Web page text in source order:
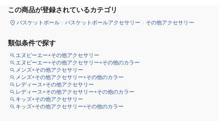
この商品が登録されているカテゴリ
バスケットボール バスケットボールアクセサリー その他アクセサリー
類似条件で探す
エヌビーエー×その他アクセサリー
エヌビーエー×その他アクセサリー×その他のカラー
メンズ×その他アクセサリー
メンズ×その他アクセサリー×その他のカラー
レディース×その他アクセサリー
レディース×その他アクセサリー×その他のカラー
キッズ×その他アクセサリー
キッズ×その他アクセサリー×その他のカラー